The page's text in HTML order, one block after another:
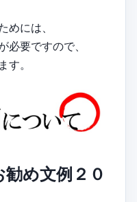
めには、
必要ですので、
す。
勧め文例２０